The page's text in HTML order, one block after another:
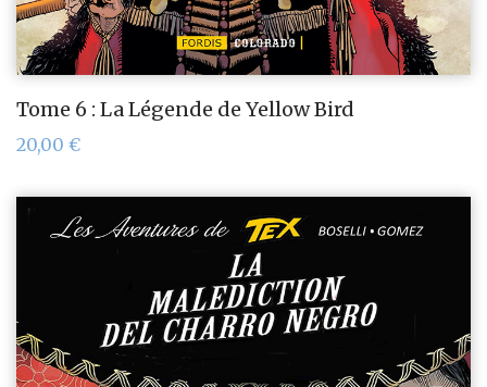
Tome 6 : La Légende de Yellow Bird
20,00 €